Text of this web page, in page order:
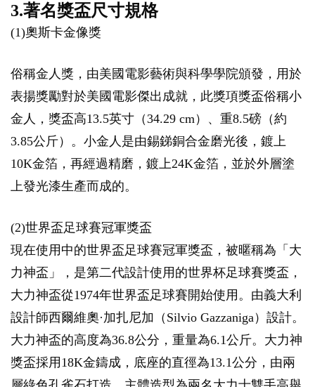
3.著名獎盃尺寸規格
(1)奧斯卡金像獎
俗稱金人獎，由美國電影藝術與科學學院頒發，用於
表揚獎勵對於美國電影傑出成就，此獎項獎盃俗稱小
金人，獎盃高13.5英寸（34.29 cm）、重8.5磅（約
3.85公斤）。小金人是由錫銻銅合金磨光後，鍍上
10K金箔，再經過精磨，鍍上24K金箔，並於外層塗
上發光漆生產而成的。
(2)世界盃足球賽冠軍獎盃
現在使用中的世界盃足球賽冠軍獎盃，被暱稱為「大
力神盃」，是第二代設計使用的世界杯足球賽獎盃，
大力神盃從1974年世界盃足球賽開始使用。由義大利
設計師西爾維奧·加扎尼加（Silvio Gazzaniga）設計。
大力神盃的高度為36.8公分，重量為6.1公斤。大力神
獎盃採用18K金鑄成，底座的直徑為13.1公分，由兩